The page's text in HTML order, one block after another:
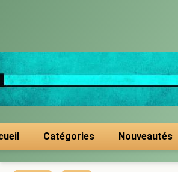
Catégories Nouveautés